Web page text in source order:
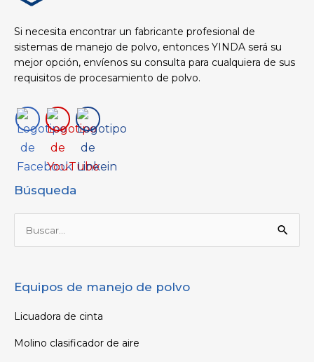
Si necesita encontrar un fabricante profesional de
sistemas de manejo de polvo, entonces YINDA será su
mejor opción, envíenos su consulta para cualquiera de sus
requisitos de procesamiento de polvo.
Búsqueda
Buscar
por:
Equipos de manejo de polvo
Licuadora de cinta
Molino clasificador de aire